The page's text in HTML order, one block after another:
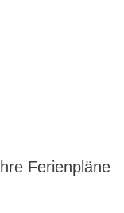
Ferienpläne